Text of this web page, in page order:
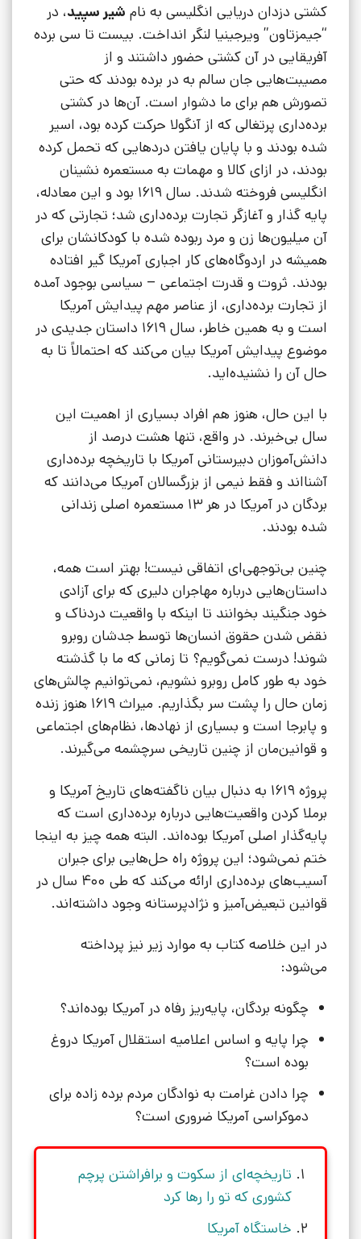
کشتی دزدان دریایی انگلیسی به نام شیر سپید، در
“جیمزتاون” ویرجینیا لنگر انداخت. بیست تا سی برده
آفریقایی در آن کشتی حضور داشتند و از
مصیبت‌هایی جان سالم به در برده بودند که حتی
تصورش هم برای ما دشوار است. آن‌ها در کشتی
برده‌داری پرتغالی که از آنگولا حرکت کرده بود، اسیر
شده بودند و با پایان یافتن دردهایی که تحمل کرده
بودند، در ازای کالا و مهمات به مستعمره نشینان
انگلیسی فروخته شدند. سال 1619 بود و این معادله،
پایه گذار و آغازگر تجارت برده‌داری شد؛ تجارتی که در
آن میلیون‌ها زن و مرد ربوده شده با کودکانشان برای
همیشه در اردوگاه‌های کار اجباری آمریکا گیر افتاده
بودند. ثروت و قدرت اجتماعی – سیاسی بوجود آمده
از تجارت برده‌داری، از عناصر مهم پیدایش آمریکا
است و به همین خاطر، سال 1619 داستان جدیدی در
موضوع پیدایش آمریکا بیان می‌کند که احتمالاً تا به
حال آن را نشنیده‌اید.
با این حال، هنوز هم افراد بسیاری از اهمیت این
سال بی‌خبرند. در واقع، تنها هشت درصد از
دانش‌آموزان دبیرستانی آمریکا با تاریخچه برده‌داری
آشنااند و فقط نیمی از بزرگسالان آمریکا می‌دانند که
بردگان در آمریکا در هر 13 مستعمره اصلی زندانی
شده بودند.
چنین بی‌توجهی‌ای اتفاقی نیست! بهتر است همه،
داستان‌هایی درباره مهاجران دلیری که برای آزادی
خود جنگیند بخوانند تا اینکه با واقعیت دردناک و
نقض شدن حقوق انسان‌ها توسط جدشان روبرو
شوند! درست نمی‌گویم؟ تا زمانی که ما با گذشته
خود به طور کامل روبرو نشویم، نمی‌توانیم چالش‌های
زمان حال را پشت سر بگذاریم. میراث 1619 هنوز زنده
و پابرجا است و بسیاری از نهادها، نظام‌های اجتماعی
و قوانین‌مان از چنین تاریخی سرچشمه می‌گیرند.
پروژه 1619 به دنبال بیان ناگفته‌های تاریخ آمریکا و
برملا کردن واقعیت‌هایی درباره برده‌داری است که
پایه‌گذار اصلی آمریکا بوده‌اند. البته همه چیز به اینجا
ختم نمی‌شود؛ این پروژه راه حل‌هایی برای جبران
آسیب‌های برده‌داری ارائه می‌کند که طی 400 سال در
قوانین تبعیض‌آمیز و نژادپرستانه وجود داشته‌اند.
در این خلاصه کتاب به موارد زیر نیز پرداخته
می‌شود:
چگونه بردگان، پایه‌ریز رفاه در آمریکا بوده‌اند؟
چرا پایه و اساس اعلامیه استقلال آمریکا دروغ
بوده است؟
چرا دادن غرامت به نوادگان مردم برده زاده برای
دموکراسی آمریکا ضروری است؟
تاریخچه‌ای از سکوت و برافراشتن پرچم
کشوری که تو را رها کرد
خاستگاه آمریکا